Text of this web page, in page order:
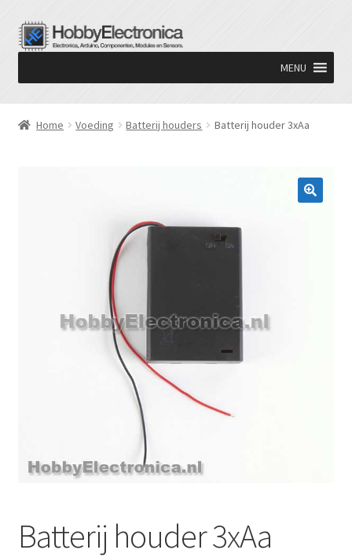
Ga
door
navigatie
Ga
naar
inhoud
MENU
Home Voeding Batterij houders Batterij houder 3xAa
Batterij houder 3xAa